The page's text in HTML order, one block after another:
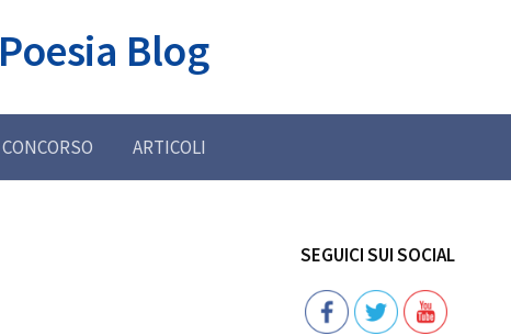
Blog
ARTICOLI
SEGUICI SUI SOCIAL
Follow